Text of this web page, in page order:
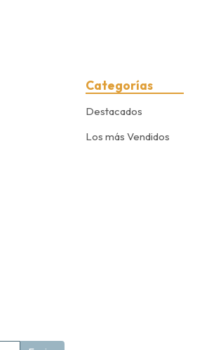
Categorías
Destacados
Los más Vendidos